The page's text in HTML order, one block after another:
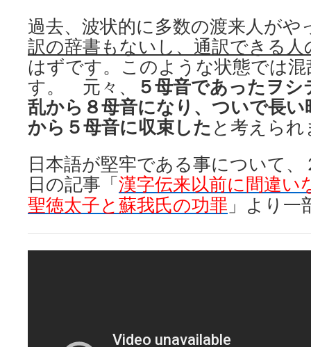
過去、波状的に多数の渡来人がや
訳の辞書もないし、通訳できる
はずです。このような状態では
す。 元々、
５母音であったヲ
乱から８母音になり、ついで長
から５母音に収束した と考えられ
日本語が堅牢である事について、
日の記事「 漢字伝来以前に間違
聖徳太子と蘇我氏の功罪 」より一